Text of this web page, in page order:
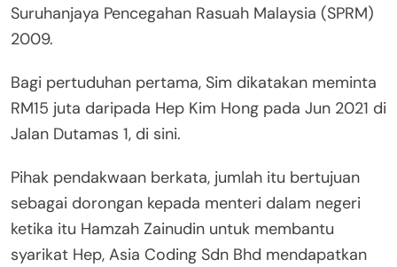
Suruhanjaya Pencegahan Rasuah Malaysia (SPRM)
2009.
Bagi pertuduhan pertama, Sim dikatakan meminta
RM15 juta daripada Hep Kim Hong pada Jun 2021 di
Jalan Dutamas 1, di sini.
Pihak pendakwaan berkata, jumlah itu bertujuan
sebagai dorongan kepada menteri dalam negeri
ketika itu Hamzah Zainudin untuk membantu
syarikat Hep, Asia Coding Sdn Bhd mendapatkan